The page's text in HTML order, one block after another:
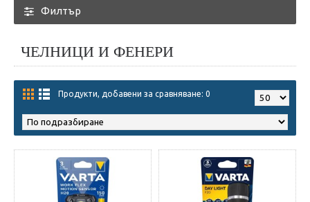
Филтър
ЧЕЛНИЦИ И ФЕНЕРИ
Продукти, добавени за сравняване: 0